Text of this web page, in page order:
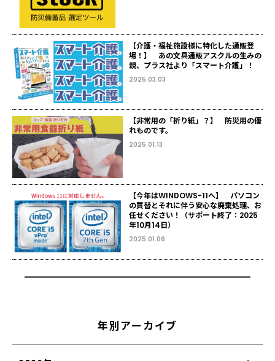
【介護・福祉施設様に特化した通販登
場！】 あの文具通販アスクルの生みの
親、プラス社より「スマート介護」！
2025.03.03
【非常用の「折り紙」？】 防災用の優
れものです。
2025.01.13
【今年はWINDOWS-11へ】 パソコン
の買替とそれに伴う安心な廃棄処理、お
任せください！（サポート終了：2025
年10月14日）
2025.01.06
年別アーカイブ